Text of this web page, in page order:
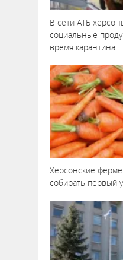
В сети АТБ
социальные
время карантина
Херсонские
собирать первый